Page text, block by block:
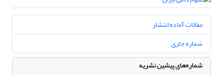
مقالات آماده انتشار
شماره جاری
شماره‌های پیشین نشریه